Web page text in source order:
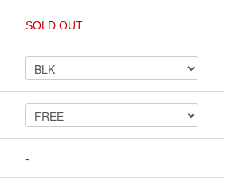
SOLD OUT
-